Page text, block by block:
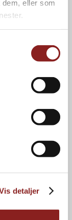
eller som
detaljer